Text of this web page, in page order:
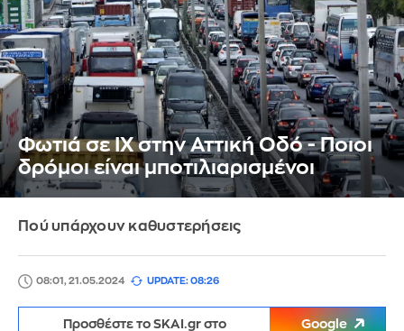
Φωτιά σε ΙΧ στην Αττική Οδό - Ποιοι
δρόμοι είναι μποτιλιαρισμένοι
Πού υπάρχουν καθυστερήσεις
08:01, 21.05.2024 UPDATE: 08:26
Προσθέστε το SKAI.gr στο Google